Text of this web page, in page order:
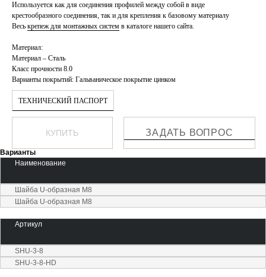
ЗАДАТЬ ВОПРОС
КУПИТЬ
Используется как для соединения профилей между собой в виде
крестообразного соединения, так и для крепления к базовому материалу
Весь крепеж для монтажных систем в каталоге нашего сайта.
Материал:
Материал – Сталь
Класс прочности 8.0
Варианты покрытий: Гальваническое покрытие цинком
ТЕХНИЧЕСКИЙ ПАСПОРТ
Варианты
Наименование
Шайба U-образная М8
Шайба U-образная М8
Артикул
SHU-3-8
SHU-3-8-HD